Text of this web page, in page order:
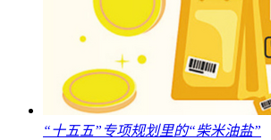
“十五五”专项规划里的“柴米油盐”